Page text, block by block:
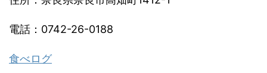
電話：0742-26-0188
食べログ